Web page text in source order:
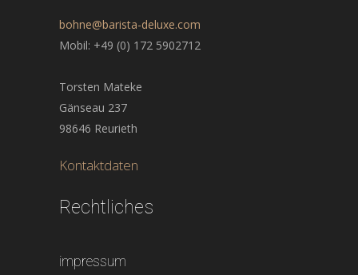
bohne@barista-deluxe.com
Mobil: +49 (0) 172 5902712
Torsten Mateke
Gänseau 237
98646 Reurieth
Kontaktdaten
Rechtliches
impressum